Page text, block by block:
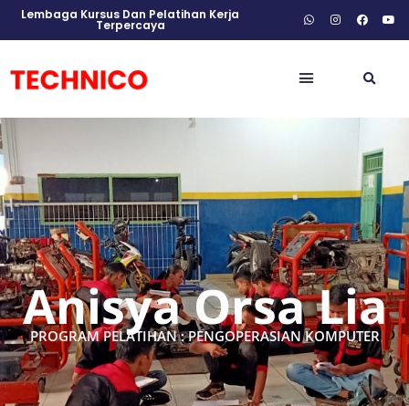
Lembaga Kursus Dan Pelatihan Kerja
Terpercaya
Anisya Orsa Lia
PROGRAM PELATIHAN : PENGOPERASIAN KOMPUTER